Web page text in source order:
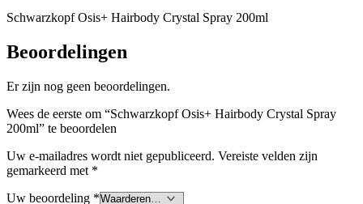
Schwarzkopf Osis+ Hairbody Crystal Spray 200ml
Beoordelingen
Er zijn nog geen beoordelingen.
Wees de eerste om “Schwarzkopf Osis+ Hairbody Crystal Spray
200ml” te beoordelen
Uw e-mailadres wordt niet gepubliceerd. Vereiste velden zijn
gemarkeerd met *
Uw beoordeling *